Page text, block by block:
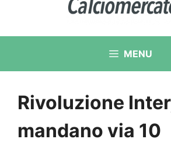
contenuto
MENU
Rivoluzione
mandano via 10